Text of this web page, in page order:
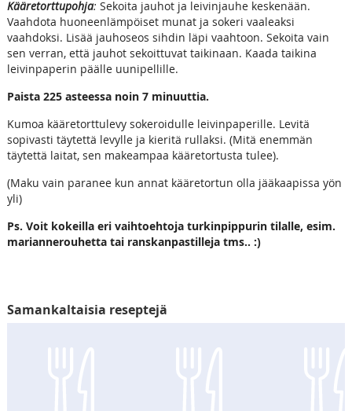
Kääretorttupohja: Sekoita jauhot ja leivinjauhe keskenään.
Vaahdota huoneenlämpöiset munat ja sokeri vaaleaksi
vaahdoksi. Lisää jauhoseos sihdin läpi vaahtoon. Sekoita vain
sen verran, että jauhot sekoittuvat taikinaan. Kaada taikina
leivinpaperin päälle uunipellille.
Paista 225 asteessa noin 7 minuuttia.
Kumoa kääretorttulevy sokeroidulle leivinpaperille. Levitä
sopivasti täytettä levylle ja kieritä rullaksi. (Mitä enemmän
täytettä laitat, sen makeampaa kääretortusta tulee).
(Maku vain paranee kun annat kääretortun olla jääkaapissa yön
yli)
Ps. Voit kokeilla eri vaihtoehtoja turkinpippurin tilalle, esim.
mariannerouhetta tai ranskanpastilleja tms.. :)
Samankaltaisia reseptejä